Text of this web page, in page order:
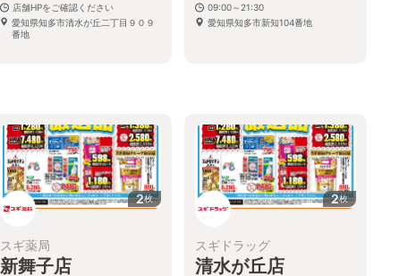
店舗HPをご確認ください
愛知県知多市清水が丘二丁目９０９
番地
09:00～21:30
愛知県知多市新知104番地
2枚
スギ薬局
新舞子店
2枚
スギドラッグ
清水が丘店